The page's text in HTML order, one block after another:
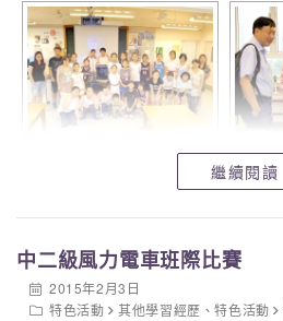
繼續閱讀
中二級風力電車班際比賽
2015年2月3日
特色活動
其他學習經歷 、特色活動